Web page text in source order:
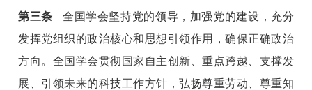
第三条 全国学会坚持党的领导，加强党的建设，充分
发挥党组织的政治核心和思想引领作用，确保正确政治
方向。全国学会贯彻国家自主创新、重点跨越、支撑发
展、引领未来的科技工作方针，弘扬尊重劳动、尊重知